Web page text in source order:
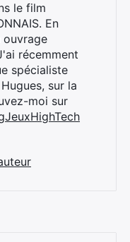
le film
En
ouvrage
récemment
spécialiste
sur la
moi sur